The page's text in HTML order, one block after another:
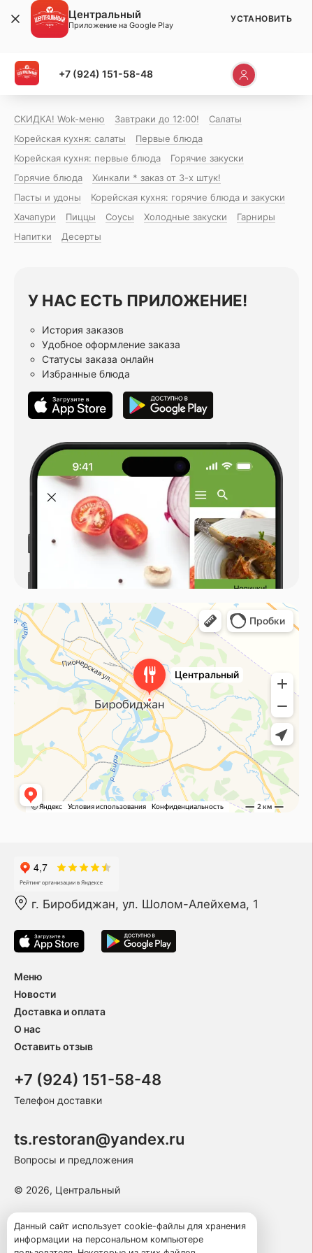
+7 (924) 151-58-48
СКИДКА! Wok-меню Завтраки до 12:00!
Салаты
Корейская кухня: салаты
Первые блюда
Корейская кухня: первые блюда
Горячие закуски
Горячие блюда
Хинкали * заказ от 3-х штук!
Пасты и удоны
Корейская кухня: горячие блюда и закуски
Хачапури
Пиццы Соусы Холодные закуски
Гарниры
Напитки
Десерты
У НАС ЕСТЬ ПРИЛОЖЕНИЕ!
История заказов
Удобное оформление заказа
Статусы заказа онлайн
Избранные блюда
г. Биробиджан, ул. Шолом-Алейхема, 1
Меню
Новости
Доставка и оплата
О нас
Оставить отзыв
+7 (924) 151-58-48
Телефон доставки
ts.restoran@yandex.ru
Вопросы и предложения
© 2026, Центральный
Пользовательское соглашение
Политика конфиденциальности
Данный сайт использует cookie-файлы для хранения
информации на персональном компьютере
Центральный
Приложение на Google Play
УСТАНОВИТЬ